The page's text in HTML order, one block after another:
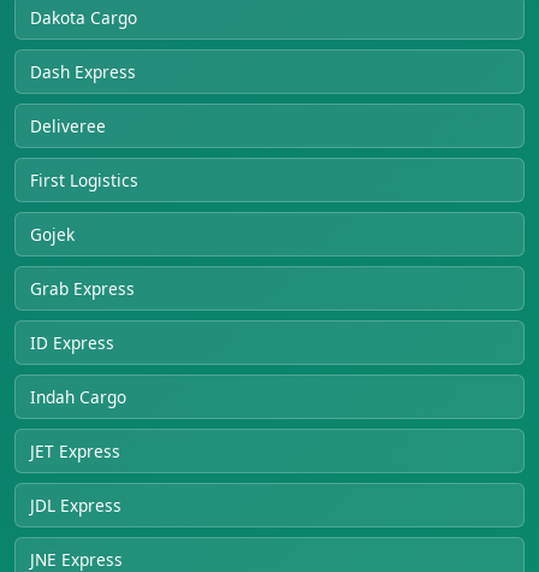
Dakota Cargo
Dash Express
Deliveree
First Logistics
Gojek
Grab Express
ID Express
Indah Cargo
JET Express
JDL Express
JNE Express